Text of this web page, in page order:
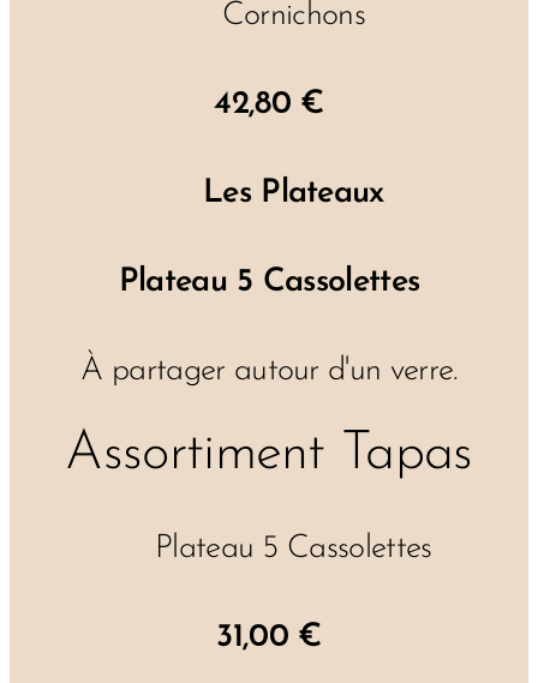
✔ Cornichons
42,80 €
Les Plateaux
Plateau 5 Cassolettes
À partager autour d'un verre.
Assortiment Tapas
✔ Plateau 5 Cassolettes
31,00 €